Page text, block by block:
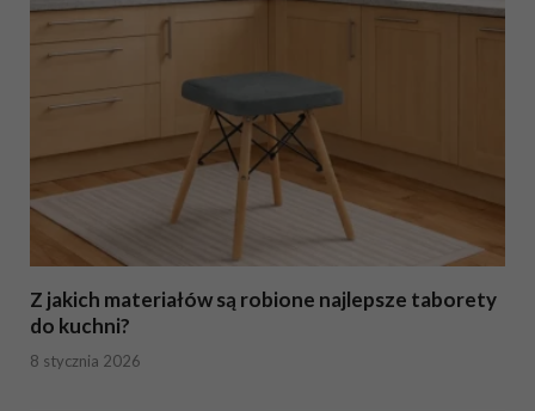
Z jakich materiałów są robione najlepsze taborety
do kuchni?
8 stycznia 2026